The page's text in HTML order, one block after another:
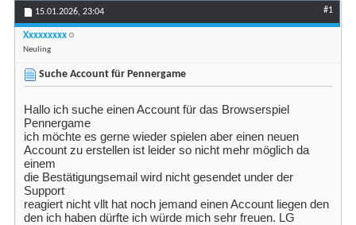
15.01.2026, 23:04 #1
Xxxxxxxxx
Neuling
Suche Account für Pennergame
Hallo ich suche einen Account für das Browserspiel
Pennergame
ich möchte es gerne wieder spielen aber einen neuen
Account zu erstellen ist leider so nicht mehr möglich da
einem
die Bestätigungsemail wird nicht gesendet under der
Support
reagiert nicht vllt hat noch jemand einen Account liegen den
den ich haben dürfte ich würde mich sehr freuen. LG